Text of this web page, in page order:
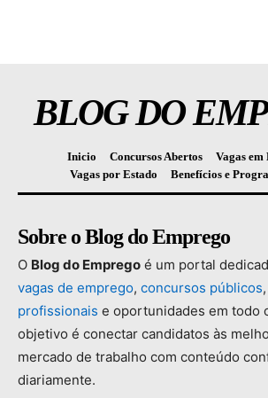
BLOG DO
Inicio Concursos Abertos
Vagas em
Vagas por Estado
Benefícios e
Sobre o Blog do Emprego
O Blog do Emprego é um portal
vagas de emprego, concursos públicos,
profissionais e oportunidades em todo
objetivo é conectar candidatos às
mercado de trabalho com conteúdo
diariamente.